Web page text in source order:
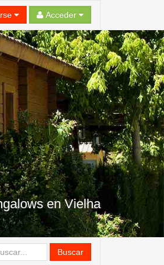
Acceder
en Vielha
Buscar